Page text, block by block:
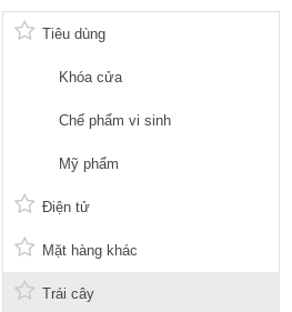
Tiêu dùng
Khóa cửa
Chế phẩm vi sinh
Mỹ phẩm
Điện tử
Mặt hàng khác
Trái cây